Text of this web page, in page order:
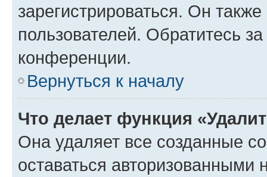
зарегистрироваться. Он
пользователей. Обратитесь
конференции.
Вернуться к началу
Что делает функция
Она удаляет все созданные
оставаться авторизованными